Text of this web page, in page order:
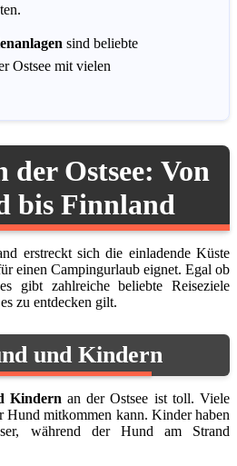
sind beliebte
Ostsee mit vielen
der Ostsee: Von
bis Finnland
erstreckt sich die einladende Küste
einen Campingurlaub eignet. Egal ob
gibt zahlreiche beliebte Reiseziele
zu entdecken gilt.
und Kindern
Kindern an der Ostsee ist toll. Viele
Hund mitkommen kann. Kinder haben
während der Hund am Strand